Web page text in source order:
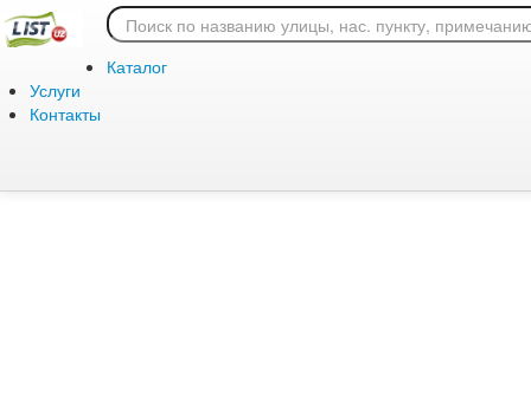
Каталог
Услуги
Контакты
Ошибка 404: страница